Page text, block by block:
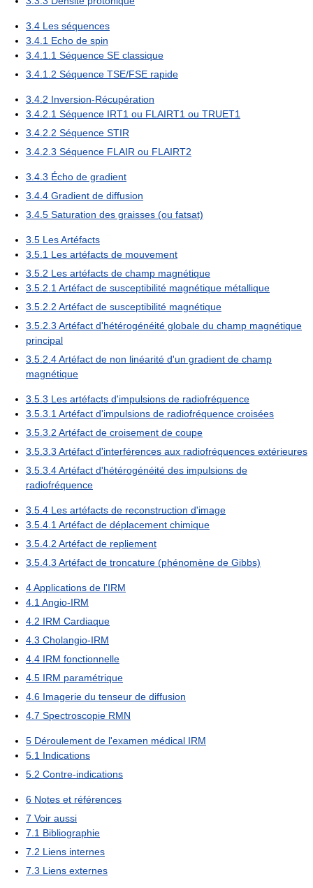
3.4 Les séquences
3.4.1 Echo de spin
3.4.1.1 Séquence SE classique
3.4.1.2 Séquence TSE/FSE rapide
3.4.2 Inversion-Récupération
3.4.2.1 Séquence IRT1 ou FLAIRT1 ou TRUET1
3.4.2.2 Séquence STIR
3.4.2.3 Séquence FLAIR ou FLAIRT2
3.4.3 Écho de gradient
3.4.4 Gradient de diffusion
3.4.5 Saturation des graisses (ou fatsat)
3.5 Les Artéfacts
3.5.1 Les artéfacts de mouvement
3.5.2 Les artéfacts de champ magnétique
3.5.2.1 Artéfact de susceptibilité magnétique métallique
3.5.2.2 Artéfact de susceptibilité magnétique
3.5.2.3 Artéfact d'hétérogénéité globale du champ magnétique
principal
3.5.2.4Artéfact de non linéarité d'un gradient de champ
magnétique
3.5.3 Les artéfacts d'impulsions de radiofréquence
3.5.3.1 Artéfact d'impulsions de radiofréquence croisées
3.5.3.2 Artéfact de croisement de coupe
3.5.3.3 Artéfact d'interférences aux radiofréquences extérieures
3.5.3.4Artéfact d'hétérogénéité des impulsions de
radiofréquence
3.5.4 Les artéfacts de reconstruction d'image
3.5.4.1 Artéfact de déplacement chimique
3.5.4.2 Artéfact de repliement
3.5.4.3 Artéfact de troncature (phénomène de Gibbs)
4Applications de l'IRM
4.1 Angio-IRM
4.2 IRM Cardiaque
4.3 Cholangio-IRM
4.4 IRM fonctionnelle
4.5 IRM paramétrique
4.6 Imagerie du tenseur de diffusion
4.7 Spectroscopie RMN
5 Déroulement de l'examen médical IRM
5.1 Indications
5.2 Contre-indications
6 Notes et références
7 Voir aussi
7.1 Bibliographie
7.2 Liens internes
7.3 Liens externes